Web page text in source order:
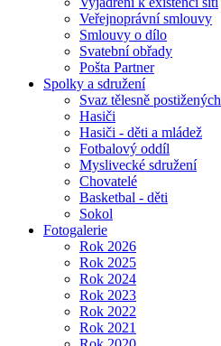
Veřejnoprávní smlouvy
Smlouvy o dílo
Svatební obřady
Pošta Partner
Spolky a sdružení
Svaz tělesně postižených
Hasiči
Hasiči - děti a mládež
Fotbalový oddíl
Myslivecké sdružení
Chovatelé
Basketbal - děti
Sokol
Fotogalerie
Rok 2026
Rok 2025
Rok 2024
Rok 2023
Rok 2022
Rok 2021